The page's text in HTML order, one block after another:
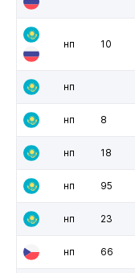
нп 10
нп
нп 8
нп 18
нп 95
нп 23
нп 66